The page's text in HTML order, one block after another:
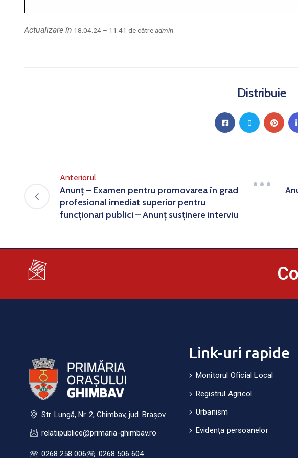
Actualizare în 18.04.24 – 11:41 de cătreadmin
Distribuie
Anteriorul
Anunț – Examen pentru promovarea în grad
profesional imediat superior pentru
funcționari publici – Anunț susținere interviu
Str. Lungă, Nr. 2, Ghimbav, jud. Brașov
relatiipublice@primaria-ghimbav.ro
0268 258 006 0268 506 604
Link-uri rapide
Monitorul Oficial Local
Registrul Agricol
Urbanism
Evidența persoanelor